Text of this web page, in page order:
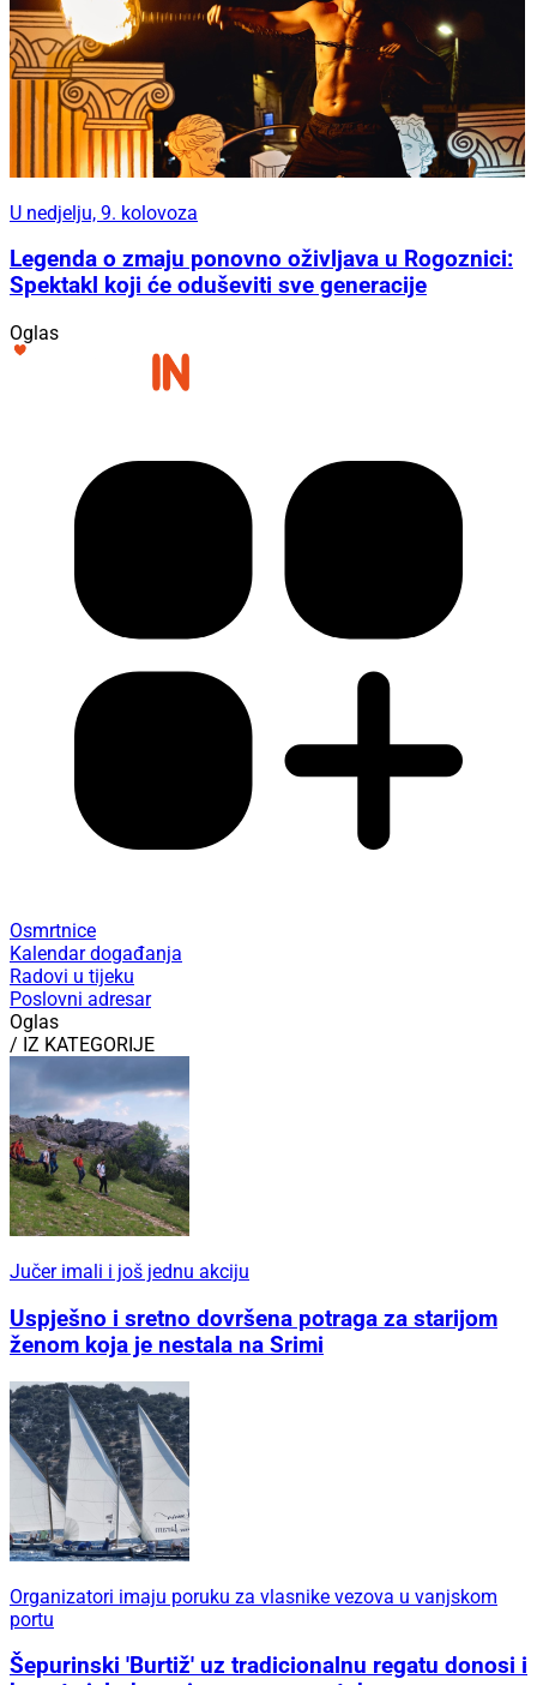
U nedjelju, 9. kolovoza
Legenda o zmaju ponovno oživljava u Rogoznici:
Spektakl koji će oduševiti sve generacije
Oglas
Osmrtnice
Kalendar događanja
Radovi u tijeku
Poslovni adresar
Oglas
/ IZ KATEGORIJE
Jučer imali i još jednu akciju
Uspješno i sretno dovršena potraga za starijom
ženom koja je nestala na Srimi
Organizatori imaju poruku za vlasnike vezova u vanjskom
portu
Šepurinski 'Burtiž' uz tradicionalnu regatu donosi i